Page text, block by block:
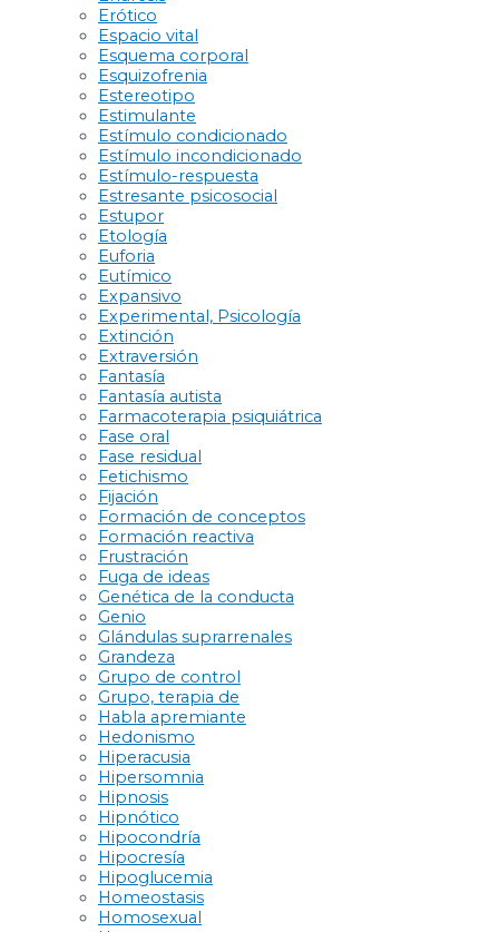
Erótico
Espacio vital
Esquema corporal
Esquizofrenia
Estereotipo
Estimulante
Estímulo condicionado
Estímulo incondicionado
Estímulo-respuesta
Estresante psicosocial
Estupor
Etología
Euforia
Eutímico
Expansivo
Experimental, Psicología
Extinción
Extraversión
Fantasía
Fantasía autista
Farmacoterapia psiquiátrica
Fase oral
Fase residual
Fetichismo
Fijación
Formación de conceptos
Formación reactiva
Frustración
Fuga de ideas
Genética de la conducta
Genio
Glándulas suprarrenales
Grandeza
Grupo de control
Grupo, terapia de
Habla apremiante
Hedonismo
Hiperacusia
Hipersomnia
Hipnosis
Hipnótico
Hipocondría
Hipocresía
Hipoglucemia
Homeostasis
Homosexual